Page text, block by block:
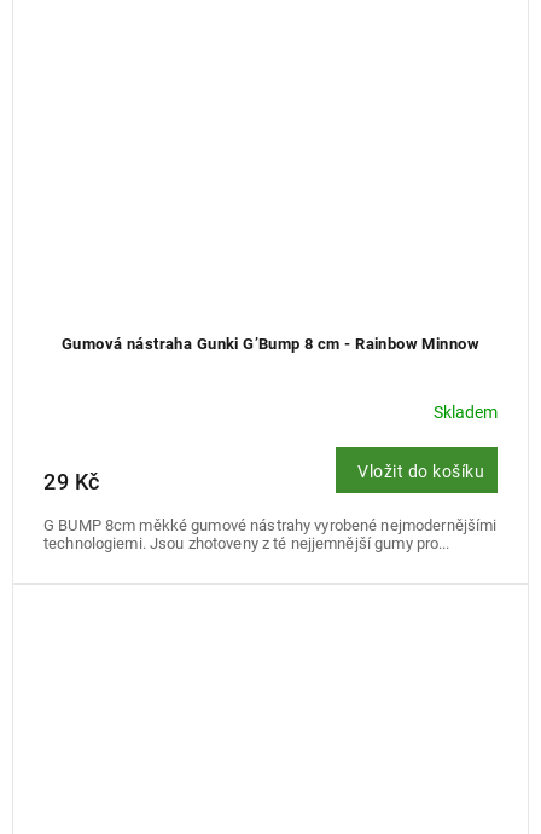
Gumová nástraha Gunki G’Bump 8 cm - Rainbow Minnow
Skladem
29 Kč Vložit do košíku
G BUMP 8cm měkké gumové nástrahy vyrobené nejmodernějšími
technologiemi. Jsou zhotoveny z té nejjemnější gumy pro...